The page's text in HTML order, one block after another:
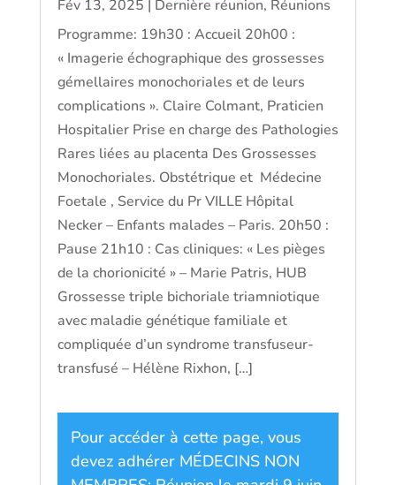
Fév 13, 2025 | Dernière réunion, Réunions
Programme: 19h30 : Accueil 20h00 :
« Imagerie échographique des grossesses
gémellaires monochoriales et de leurs
complications ». Claire Colmant, Praticien
Hospitalier Prise en charge des Pathologies
Rares liées au placenta Des Grossesses
Monochoriales. Obstétrique et Médecine
Foetale , Service du Pr VILLE Hôpital
Necker – Enfants malades – Paris. 20h50 :
Pause 21h10 : Cas cliniques: « Les pièges
de la chorionicité » – Marie Patris, HUB
Grossesse triple bichoriale triamniotique
avec maladie génétique familiale et
compliquée d’un syndrome transfuseur-
transfusé – Hélène Rixhon, […]
Pour accéder à cette page, vous
devez adhérer MÉDECINS NON